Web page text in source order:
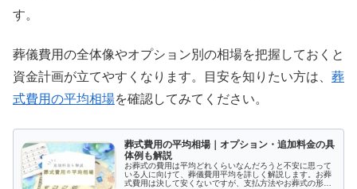
す。
葬儀費用の全体像やオプション別の相場を把握しておくと
資金計画が立てやすくなります。目安を知りたい方は、 葬
式費用の平均相場を確認してみてください。
葬式費用の平均相場｜オプション・追加料金の具
体例も解説
お葬式の費用は平均どれくらいなんだろうと不安に思って
いる人に向けて、葬儀費用平均を詳しく解説します。お葬
式費用は決して安くないですが、支払方法やお葬式の形式